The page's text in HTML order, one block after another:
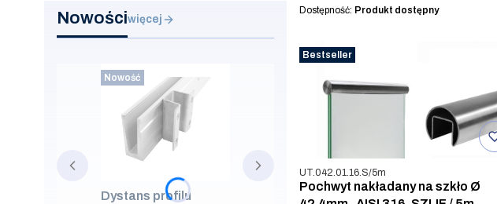
Nowościwięcej
Nowość
Dystans profilu
Dostępność: Produkt dostępny
Bestseller
Kod produktu
UT.042.01.16.S/5m
Pochwyt nakładany na szkło Ø